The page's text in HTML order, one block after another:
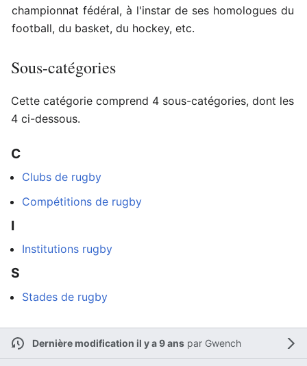
championnat fédéral, à l'instar de ses homologues du
football, du basket, du hockey, etc.
Sous-catégories
Cette catégorie comprend 4 sous-catégories, dont les
4 ci-dessous.
C
Clubs de rugby
Compétitions de rugby
I
Institutions rugby
S
Stades de rugby
Dernière modification il y a 9 anspar Gwench